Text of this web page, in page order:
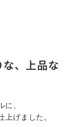
、上品な
、
げました。